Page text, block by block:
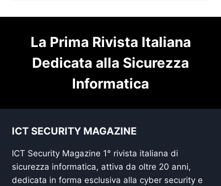
La Prima Rivista Italiana
Dedicata alla Sicurezza
Informatica
ICT SECURITY MAGAZINE
ICT Security Magazine 1° rivista italiana di
sicurezza informatica, attiva da oltre 20 anni,
dedicata in forma esclusiva alla cyber security e